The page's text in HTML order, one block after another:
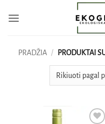
PRADŽIA / PRODUKTAI